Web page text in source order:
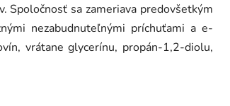
Spoločnosť sa zameriava predovšetkým
nezabudnuteľnými príchuťami a e-
vrátane glycerínu, propán-1,2-diolu,